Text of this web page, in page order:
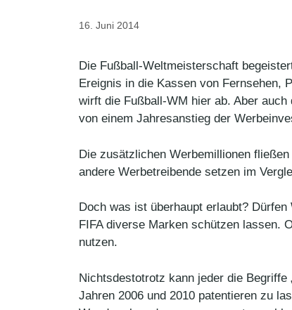
16. Juni 2014
Die Fußball-Weltmeisterschaft
Ereignis in die Kassen von Fernsehen,
wirft die Fußball-WM hier ab. Aber
von einem Jahresanstieg der
Die zusätzlichen Werbemillionen
andere Werbetreibende setzen im
Doch was ist überhaupt erlaubt?
FIFA diverse Marken schützen lassen.
nutzen.
Nichtsdestotrotz kann jeder die Begriffe
Jahren 2006 und 2010 patentieren zu